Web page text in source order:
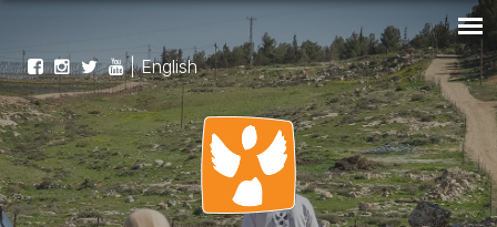
|English